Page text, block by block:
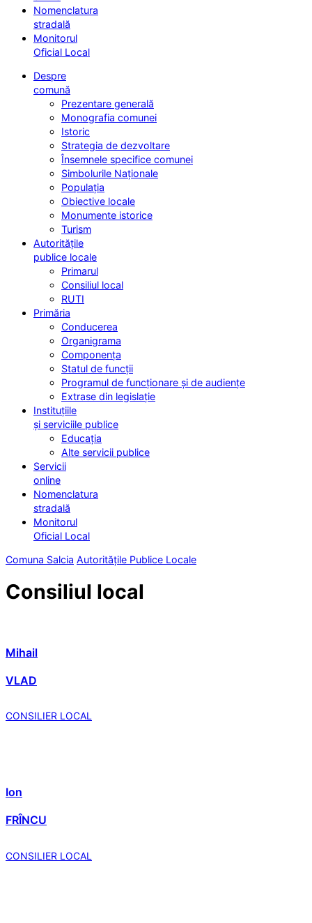
Nomenclatura
stradală
Monitorul
Oficial Local
Despre
comună
Prezentare generală
Monografia comunei
Istoric
Strategia de dezvoltare
Însemnele specifice comunei
Simbolurile Naționale
Populația
Obiective locale
Monumente istorice
Turism
Autoritățile
publice locale
Primarul
Consiliul local
RUTI
Primăria
Conducerea
Organigrama
Componența
Statul de funcții
Programul de funcționare și de audiențe
Extrase din legislație
Instituțiile
și serviciile publice
Educația
Alte servicii publice
Servicii
online
Nomenclatura
stradală
Monitorul
Oficial Local
Comuna Salcia Autoritățile Publice Locale
Consiliul local
Mihail
VLAD
CONSILIER LOCAL
Ion
FRÎNCU
CONSILIER LOCAL